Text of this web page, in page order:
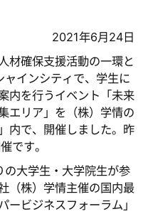
2021年6月24日
材確保支援活動の一環と
インシティで、学生に
内を行うイベント「未来
エリア」を（株）学情の
内で、開催しました。昨
です。
大学生・大学院生が参
（株）学情主催の国内最
ービジネスフォーラム」